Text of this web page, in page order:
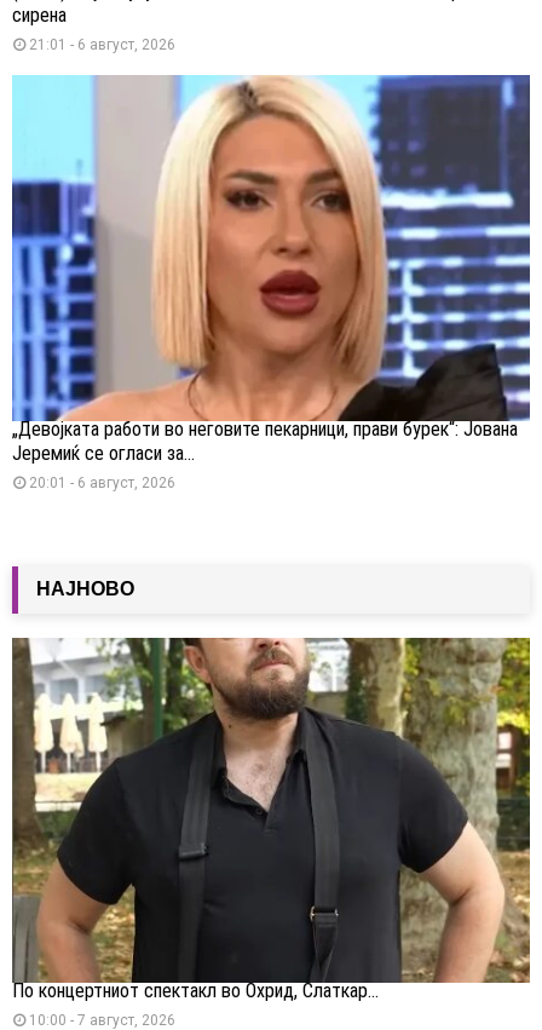
сирена
21:01 - 6 август, 2026
„Девојката работи во неговите пекарници, прави бурек“: Јована
Јеремиќ се огласи за...
20:01 - 6 август, 2026
НАЈНОВО
По концертниот спектакл во Охрид, Слаткар...
10:00 - 7 август, 2026